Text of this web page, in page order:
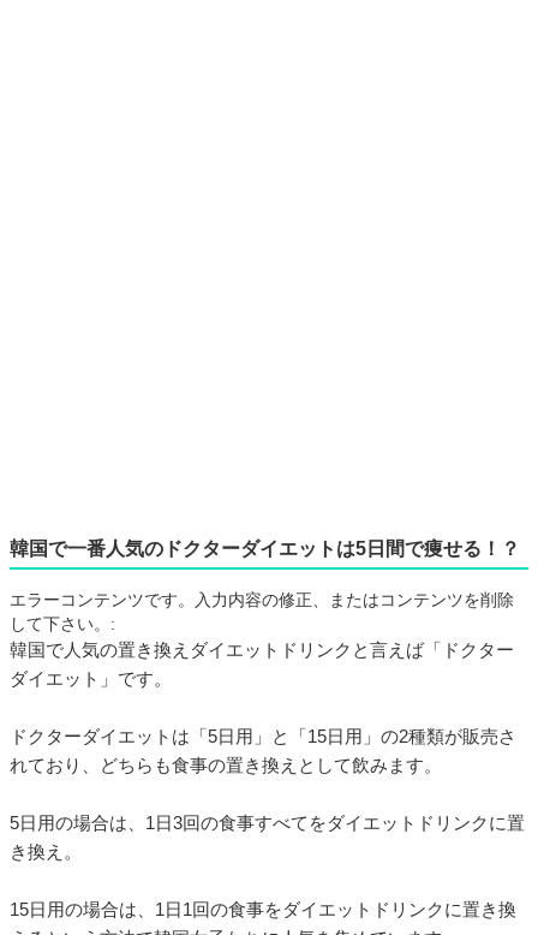
韓国で一番人気のドクターダイエットは5日間で痩せる！？
エラーコンテンツです。入力内容の修正、またはコンテンツを削除
して下さい。:
韓国で人気の置き換えダイエットドリンクと言えば「ドクター
ダイエット」です。
ドクターダイエットは「5日用」と「15日用」の2種類が販売さ
れており、どちらも食事の置き換えとして飲みます。
5日用の場合は、1日3回の食事すべてをダイエットドリンクに置
き換え。
15日用の場合は、1日1回の食事をダイエットドリンクに置き換